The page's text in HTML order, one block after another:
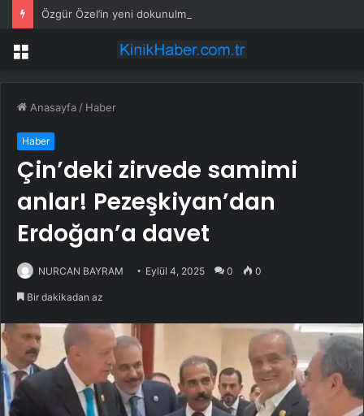
Özgür Özel’in yeni dokunulmazlık fezlekesinde ne var?
Menü
Anasayfa / Haber
Haber
Çin’deki zirvede samimi
anlar! Pezeşkiyan’dan
Erdoğan’a davet
NURCAN BAYRAM Eylül 4, 2025 0 0
Bir dakikadan az